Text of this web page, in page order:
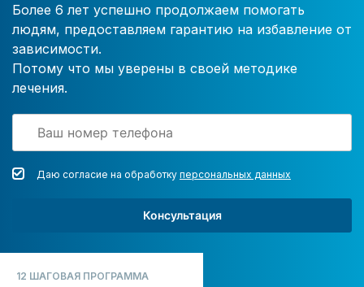
Более 6 лет успешно продолжаем помогать
людям, предоставляем гарантию на избавление от
зависимости.
Потому что мы уверены в своей методике
лечения.
Даю согласие на обработку персональных данных
Консультация
12 ШАГОВАЯ ПРОГРАММА